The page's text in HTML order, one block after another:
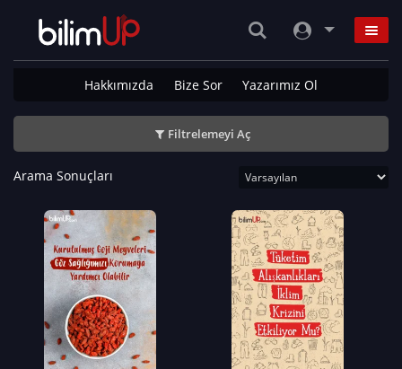
Hakkımızda Bize Sor Yazarımız Ol
Filtrelemeyi Aç
Arama Sonuçları